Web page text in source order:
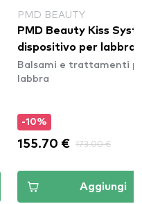
PMD BEAUTY
PMD Beauty Kiss System -
Balsami e trattamenti
labbra
-10%
155.70 € 173.00 €
Aggiungi